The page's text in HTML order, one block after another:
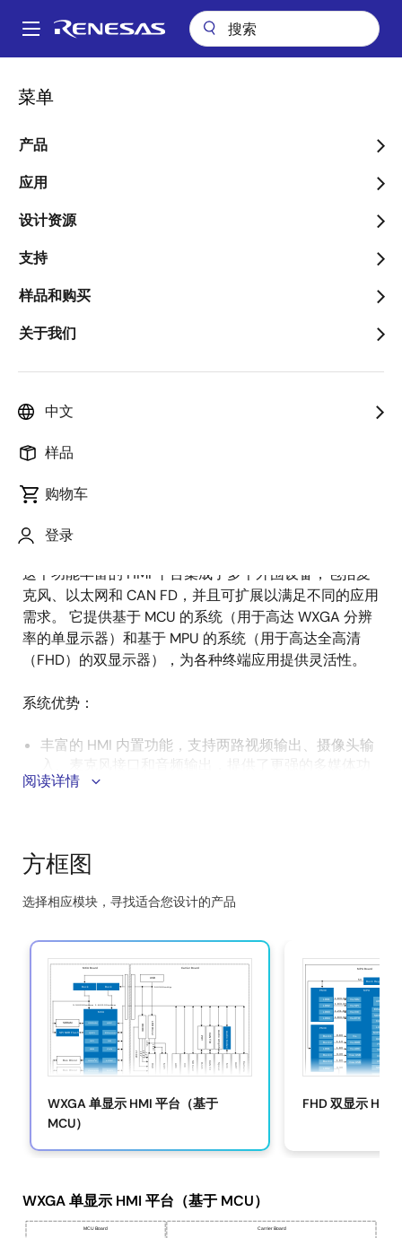
到
Main
菜单
产品
应用
设计资源
支持
样品和购买
关于我们
中文
样品
购物车
登录
面
包
屑
跳转至页面部分：
概述
概
述
描
述
对先进人机界面（HMI）的需求在持续增长，因此需要在
各个行业中支持多种显示输出（如 RGB 和 MIPI）、灵活
的显示分辨率，以及多种外围设备（如麦克风、扬声
器、以太网和 CAN FD）。
这个功能丰富的 HMI 平台集成了多个外围设备，包括麦
克风、以太网和 CAN FD，并且可扩展以满足不同的应用
需求。 它提供基于 MCU 的系统（用于高达 WXGA 分辨
率的单显示器）和基于 MPU 的系统（用于高达全高清
（FHD）的双显示器），为各种终端应用提供灵活性。
系统优势：
丰富的 HMI 内置功能，支持两路视频输出、摄像头输
入、麦克风接口和音频输出，提供了更强的多媒体功
能以及多用途输入/输出集成功能。
M85 高性能 MCU 提供支持。
LVDS 和数字 RGB 显示器，具有 H.264 和 H.265 视频
CPU（1.8 GHz，Linux）和 Arm Ethos-U55™ NPU
（256 MAC）。
阅读详情
方框图
选择相应模块，寻找适合您设计的产品
interactive
block
diagram
WXGA 单显示 HMI 平台（基于
MCU）
FHD 双显示 HMI
WXGA 单显示 HMI 平台（基于 MCU）
MCU Board Carrier Board